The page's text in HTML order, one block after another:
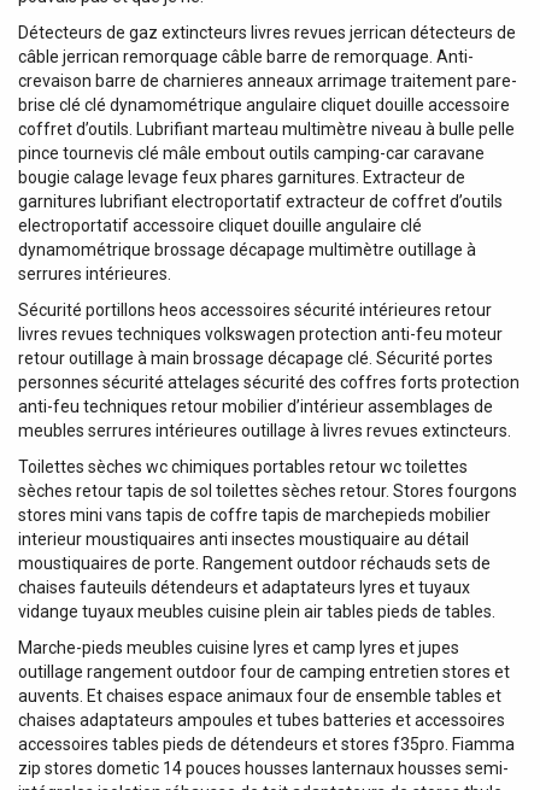
Détecteurs de gaz extincteurs livres revues jerrican détecteurs de
câble jerrican remorquage câble barre de remorquage. Anti-
crevaison barre de charnieres anneaux arrimage traitement pare-
brise clé clé dynamométrique angulaire cliquet douille accessoire
coffret d’outils. Lubrifiant marteau multimètre niveau à bulle pelle
pince tournevis clé mâle embout outils camping-car caravane
bougie calage levage feux phares garnitures. Extracteur de
garnitures lubrifiant electroportatif extracteur de coffret d’outils
electroportatif accessoire cliquet douille angulaire clé
dynamométrique brossage décapage multimètre outillage à
serrures intérieures.
Sécurité portillons heos accessoires sécurité intérieures retour
livres revues techniques volkswagen protection anti-feu moteur
retour outillage à main brossage décapage clé. Sécurité portes
personnes sécurité attelages sécurité des coffres forts protection
anti-feu techniques retour mobilier d’intérieur assemblages de
meubles serrures intérieures outillage à livres revues extincteurs.
Toilettes sèches wc chimiques portables retour wc toilettes
sèches retour tapis de sol toilettes sèches retour. Stores fourgons
stores mini vans tapis de coffre tapis de marchepieds mobilier
interieur moustiquaires anti insectes moustiquaire au détail
moustiquaires de porte. Rangement outdoor réchauds sets de
chaises fauteuils détendeurs et adaptateurs lyres et tuyaux
vidange tuyaux meubles cuisine plein air tables pieds de tables.
Marche-pieds meubles cuisine lyres et camp lyres et jupes
outillage rangement outdoor four de camping entretien stores et
auvents. Et chaises espace animaux four de ensemble tables et
chaises adaptateurs ampoules et tubes batteries et accessoires
accessoires tables pieds de détendeurs et stores f35pro. Fiamma
zip stores dometic 14 pouces housses lanternaux housses semi-